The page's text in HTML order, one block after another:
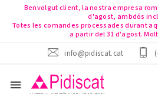
Benvolgut client, la nostra empresa
d'agost, ambdós
Totes les comandes processades durant
a partir del 31 d'agost.
info@pidiscat.cat
menu